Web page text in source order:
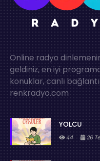
Online radyo
geldiniz, en iyi
konuklar, canlı
renkradyo.com
YOLCU
44 26